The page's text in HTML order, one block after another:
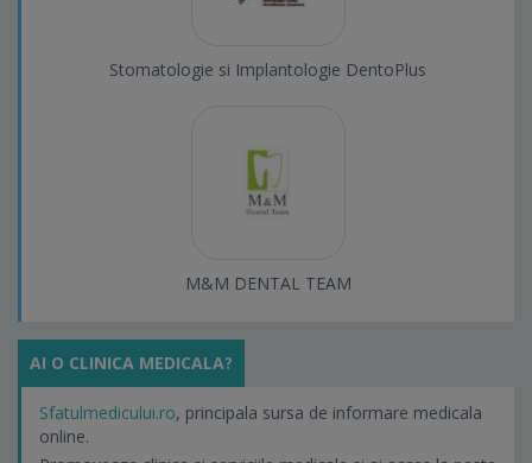
Stomatologie si Implantologie DentoPlus
M&M DENTAL TEAM
AI O CLINICA MEDICALA?
Sfatulmedicului.ro, principala sursa de informare medicala
online.